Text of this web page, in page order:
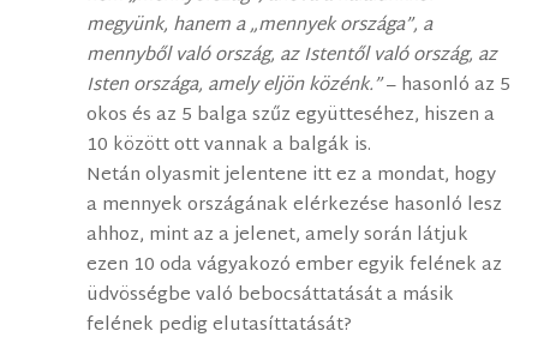
megyünk, hanem a „mennyek országa”, a
mennyből való ország, az Istentől való ország, az
Isten országa, amely eljön közénk.”– hasonló az 5
okos és az 5 balga szűz együtteséhez, hiszen a
10 között ott vannak a balgák is.
Netán olyasmit jelentene itt ez a mondat, hogy
a mennyek országának elérkezése hasonló lesz
ahhoz, mint az a jelenet, amely során látjuk
ezen 10 oda vágyakozó ember egyik felének az
üdvösségbe való bebocsáttatását a másik
felének pedig elutasíttatását?